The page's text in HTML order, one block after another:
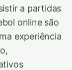
a partidas
online são
experiência